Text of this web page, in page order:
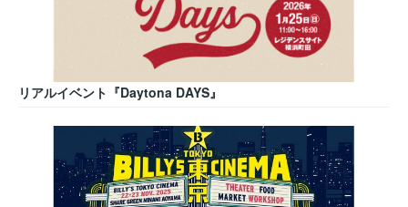
リアルイベント『Daytona DAYS』